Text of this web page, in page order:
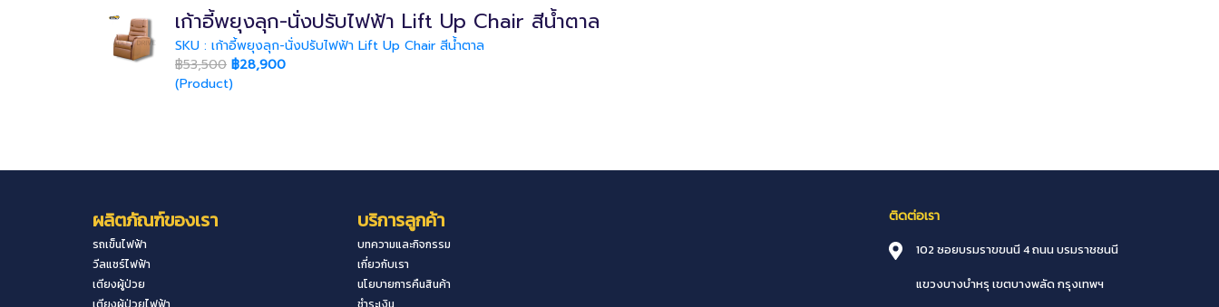
เก้าอี้พยุงลุก-นั่งปรับไฟฟ้า Lift Up Chair สีน้ำตาล
SKU : เก้าอี้พยุงลุก-นั่งปรับไฟฟ้า Lift Up Chair สีน้ำตาล
฿53,500 ฿28,900
(Product)
ผลิตภัณฑ์ของเรา
รถเข็นไฟฟ้า
วีลแชร์ไฟฟ้า
เตียงผู้ป่วย
บริการลูกค้า
บทความและกิจกรรม
เกี่ยวกับเรา
นโยบายการคืนสินค้า
ติดต่อเรา
102 ซอยบรมราขขนนี 4 ถนน บรมราชชนนี
แขวงบางบำหรุ เขตบางพลัดกรุงเทพฯ